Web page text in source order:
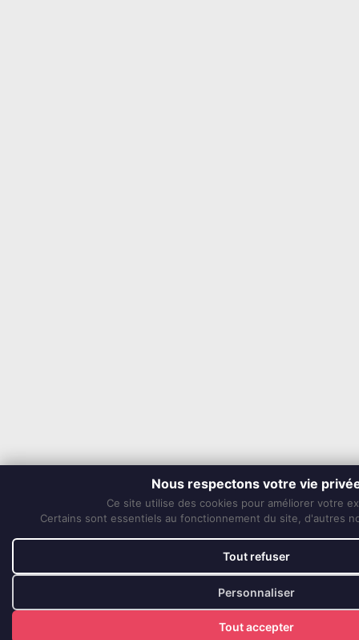
Nous respectons votre vie
Ce site utilise des cookies pour améliorer votre
Certains sont essentiels au fonctionnement du site, d'autres
Tout refuser
Personnaliser
Tout accepter